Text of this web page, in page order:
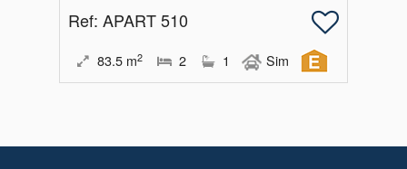
Ref: APART 510
83.5 m2 2 1 Sim